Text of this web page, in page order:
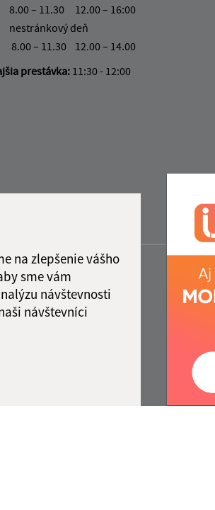
na zlepšenie vášho
sme vám
návštevnosti
návštevníci
8.00 – 11.30
12.00 – 16:00
nestránkový deň
8.00 – 11.30
12.00 – 14.00
prestávka: 11:30 - 12:00